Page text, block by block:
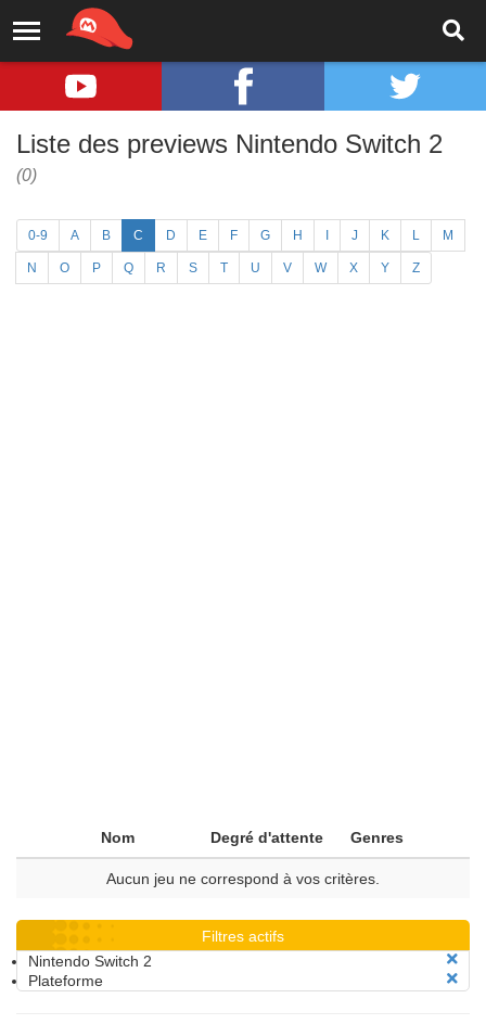
Liste des previews Nintendo Switch 2
(0)
0-9 A B C D E F G H J K L M
N O P Q R S T U V W X Y Z
Nom Degré d'attente Genres
Aucun jeu ne correspond à vos critères.
Filtres actifs
Nintendo Switch 2
Plateforme